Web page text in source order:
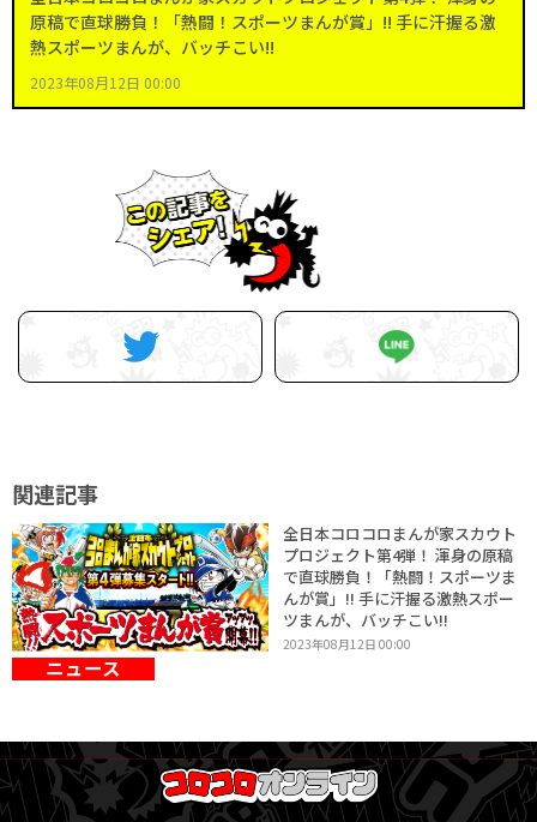
原稿で直球勝負！「熱闘！スポーツまんが賞」!! 手に汗握る激
熱スポーツまんが、バッチこい!!
2023年08月12日 00:00
関連記事
ニュース
全日本コロコロまんが家スカウト
プロジェクト第4弾！ 渾身の原稿
で直球勝負！「熱闘！スポーツま
んが賞」!! 手に汗握る激熱スポー
ツまんが、バッチこい!!
2023年08月12日 00:00